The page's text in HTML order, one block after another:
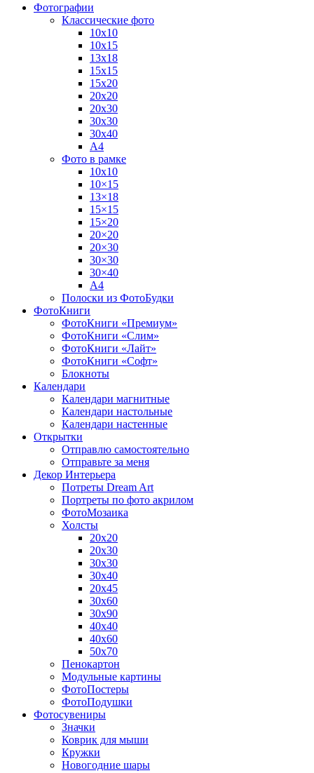
Фотографии
Классические фото
10х10
10х15
13х18
15х15
15х20
20х20
20х30
30х30
30х40
А4
Фото в рамке
10х10
10×15
13×18
15×15
15×20
20×20
20×30
30×30
30×40
A4
Полоски из ФотоБудки
ФотоКниги
ФотоКниги «Премиум»
ФотоКниги «Слим»
ФотоКниги «Лайт»
ФотоКниги «Софт»
Блокноты
Календари
Календари магнитные
Календари настольные
Календари настенные
Открытки
Отправлю самостоятельно
Отправьте за меня
Декор Интерьера
Потреты Dream Art
Портреты по фото акрилом
ФотоМозаика
Холсты
20х20
20х30
30х30
30х40
20х45
30х60
30х90
40х40
40х60
50х70
Пенокартон
Модульные картины
ФотоПостеры
ФотоПодушки
Фотоcувениры
Значки
Коврик для мыши
Кружки
Новогодние шары